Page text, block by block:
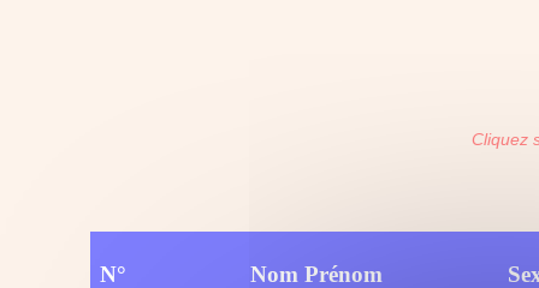
Cliquez
N° Nom Prénom